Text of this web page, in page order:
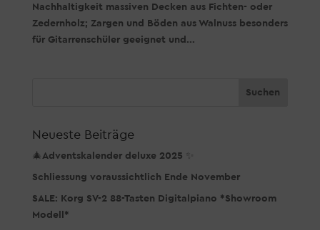
Nachhaltigkeit massiven Decken aus Fichten- oder
Zedernholz; Zargen und Böden aus Walnuss besonders
für Gitarrenschüler geeignet und...
Neueste Beiträge
🎄Adventskalender deluxe 2025 ✨
Schliessung voraussichtlich Ende November
SALE: Korg SV-2 88-Tasten Digitalpiano *Showroom
Modell*